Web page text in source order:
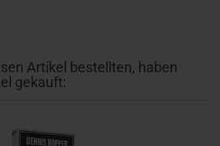
Artikel bestellten, haben
gekauft: